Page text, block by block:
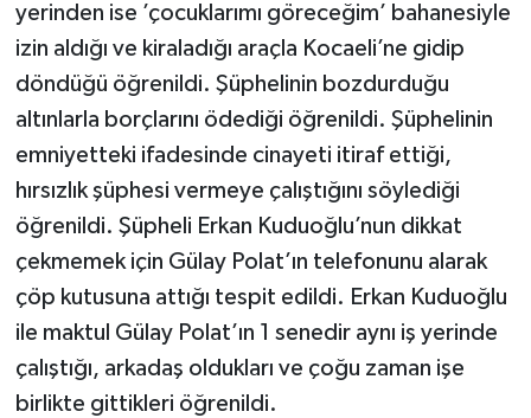
yerinden ise ’çocuklarımı göreceğim’ bahanesiyle
izin aldığı ve kiraladığı araçla Kocaeli’ne gidip
döndüğü öğrenildi. Şüphelinin bozdurduğu
altınlarla borçlarını ödediği öğrenildi. Şüphelinin
emniyetteki ifadesinde cinayeti itiraf ettiği,
hırsızlık şüphesi vermeye çalıştığını söylediği
öğrenildi. Şüpheli Erkan Kuduoğlu’nun dikkat
çekmemek için Gülay Polat’ın telefonunu alarak
çöp kutusuna attığı tespit edildi. Erkan Kuduoğlu
ile maktul Gülay Polat’ın 1 senedir aynı iş yerinde
çalıştığı, arkadaş oldukları ve çoğu zaman işe
birlikte gittikleri öğrenildi.